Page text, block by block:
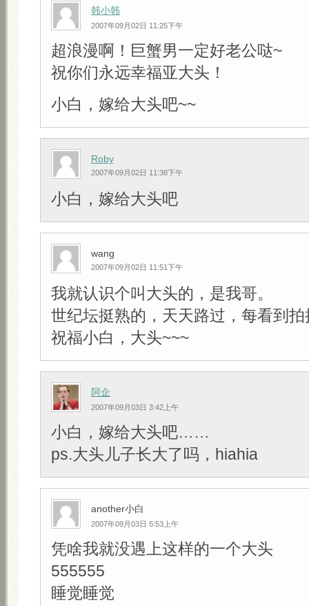
韩小韩
2007年09月02日 11:25下午
超浪漫啊！巨蟹男一定好老公哒~
祝你们永远幸福亚大头！
小白，嫁给大头吧~~
Roby
2007年09月02日 11:38下午
小白，嫁给大头吧
wang
2007年09月02日 11:51下午
我就认识个叫大头的，是我哥。
世纪坛挺熟的，天天路过，每看到
祝福小白，大头~~~
阿企
2007年09月03日 3:42上午
小白，嫁给大头吧……
ps.大头儿子长大了吗，hiahia
another小白
2007年09月03日 5:53上午
凭啥我就没遇上这样的一个大头
555555
睡觉睡觉